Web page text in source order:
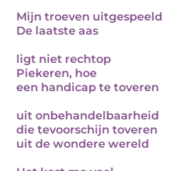
Mijn troeven uitgespeeld
De laatste aas
ligt niet rechtop
Piekeren, hoe
een handicap te toveren
uit onbehandelbaarheid
die tevoorschijn toveren
uit de wondere wereld